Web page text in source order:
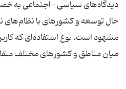
دیدگاه‌های سیاسی – اجتماعی به
حال توسعه و کشورهای با نظام‌های
مشهود است. نوع استفاده‌ای که